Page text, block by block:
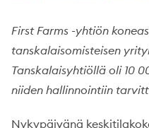
First Farms -yhtiön
tanskalaisomisteisen
Tanskalaisyhtiöllä oli 10
niiden hallinnointiin
Nykypäivänä